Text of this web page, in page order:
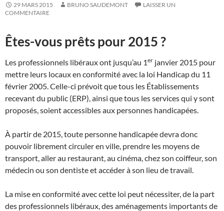
29 MARS 2015 BRUNO SAUDEMONT
LAISSER UN
COMMENTAIRE
Êtes-vous prêts pour 2015 ?
Les professionnels libéraux ont jusqu’au 1er janvier 2015 pour
mettre leurs locaux en conformité avec la loi Handicap du 11
février 2005. Celle-ci prévoit que tous les Établissements
recevant du public (ERP), ainsi que tous les services qui y sont
proposés, soient accessibles aux personnes handicapées.
À partir de 2015, toute personne handicapée devra donc
pouvoir librement circuler en ville, prendre les moyens de
transport, aller au restaurant, au cinéma, chez son coiffeur, son
médecin ou son dentiste et accéder à son lieu de travail.
La mise en conformité avec cette loi peut nécessiter, de la part
des professionnels libéraux, des aménagements importants de